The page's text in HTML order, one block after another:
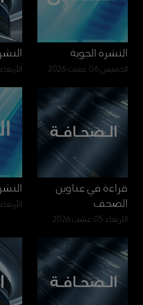
النشرة الجوية
الخميس 06 غشت 2026 الأربعاء 05 غشت 2026
قراءة في عناوين
الصحف
الأربعاء 05 غشت 2026
الأربعاء 05 غشت 2026